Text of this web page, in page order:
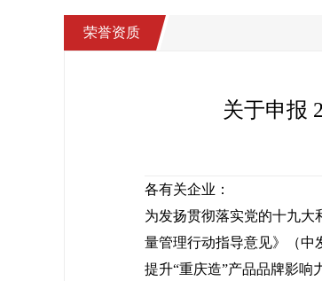
荣誉资质
关于申报
各有关企业：
为发扬贯彻落实党的十九大
量管理行动指导意见》（中
提升“重庆造”产品品牌影响